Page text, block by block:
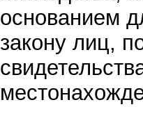
основанием
закону лиц,